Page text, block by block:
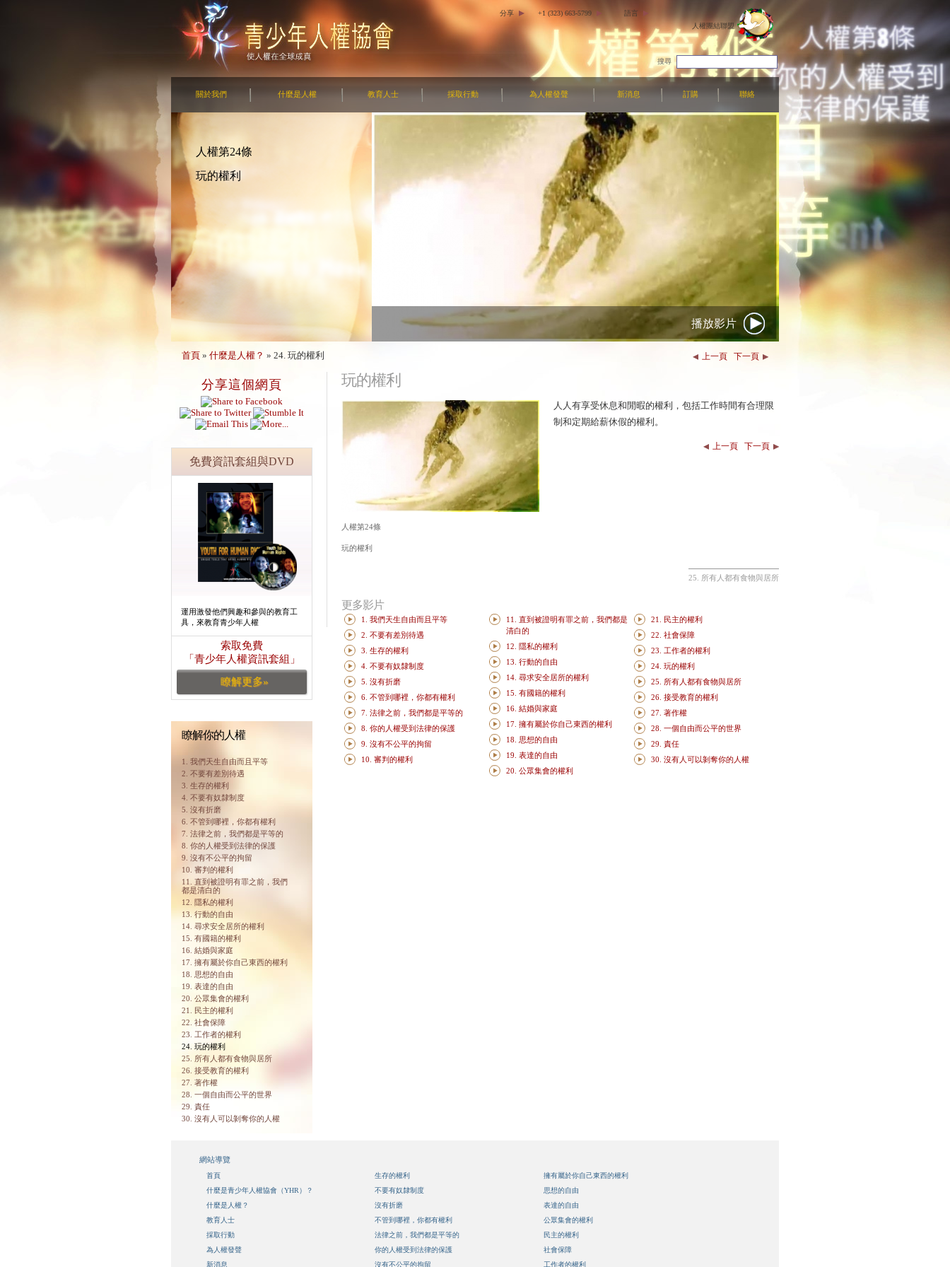
分享 +1 (323) 663-5799
語言
人權團結聯盟
搜尋
關於我們 什麼是人權 教育人士 採取行動 為人權發聲 新消息 訂購 聯絡
人權第24條
玩的權利
播放影片
首頁 » 什麼是人權？ » 24. 玩的權利 上一頁 下一頁
分享這個網頁
免費資訊套組與DVD
運用激發他們興趣和參與的教育工
具，來教育青少年人權
索取免費
「青少年人權資訊套組」
瞭解更多»
瞭解你的人權
1. 我們天生自由而且平等
2. 不要有差別待遇
3. 生存的權利
4. 不要有奴隸制度
5. 沒有折磨
6. 不管到哪裡，你都有權利
7. 法律之前，我們都是平等的
8. 你的人權受到法律的保護
9. 沒有不公平的拘留
10. 審判的權利
11. 直到被證明有罪之前，我們
都是清白的
12. 隱私的權利
13. 行動的自由
14. 尋求安全居所的權利
15. 有國籍的權利
16. 結婚與家庭
17. 擁有屬於你自己東西的權利
18. 思想的自由
19. 表達的自由
20. 公眾集會的權利
21. 民主的權利
22. 社會保障
23. 工作者的權利
24. 玩的權利
25. 所有人都有食物與居所
26. 接受教育的權利
27. 著作權
28. 一個自由而公平的世界
29. 責任
30. 沒有人可以剝奪你的人權
玩的權利
人權第24條
玩的權利
人人有享受休息和閒暇的權利，包括工作時間有合理限
制和定期給薪休假的權利。
上一頁 下一頁
25. 所有人都有食物與居所
更多影片
1. 我們天生自由而且平等
2. 不要有差別待遇
3. 生存的權利
4. 不要有奴隸制度
5. 沒有折磨
6. 不管到哪裡，你都有權利
7. 法律之前，我們都是平等的
8. 你的人權受到法律的保護
9. 沒有不公平的拘留
10. 審判的權利
11. 直到被證明有罪之前，我們都是
清白的
12. 隱私的權利
13. 行動的自由
14. 尋求安全居所的權利
15. 有國籍的權利
16. 結婚與家庭
17. 擁有屬於你自己東西的權利
18. 思想的自由
19. 表達的自由
20. 公眾集會的權利
21. 民主的權利
22. 社會保障
23. 工作者的權利
24. 玩的權利
25. 所有人都有食物與居所
26. 接受教育的權利
27. 著作權
28. 一個自由而公平的世界
29. 責任
30. 沒有人可以剝奪你的人權
網站導覽
首頁
什麼是青少年人權協會（YHR）？
什麼是人權？
教育人士
採取行動
為人權發聲
新消息
生存的權利
不要有奴隸制度
沒有折磨
不管到哪裡，你都有權利
法律之前，我們都是平等的
你的人權受到法律的保護
沒有不公平的拘留
擁有屬於你自己東西的權利
思想的自由
表達的自由
公眾集會的權利
民主的權利
社會保障
工作者的權利